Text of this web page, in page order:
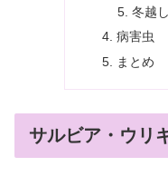
冬越し
病害虫
まとめ
サルビア・ウリ